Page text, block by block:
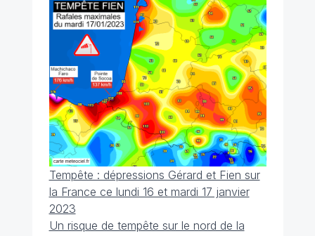
Tempête : dépressions Gérard et Fien sur
la France ce lundi 16 et mardi 17 janvier
2023
Un risque de tempête sur le nord de la